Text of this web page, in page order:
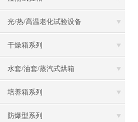
光/热/高温老化试验设备
干燥箱系列
水套/油套/蒸汽式烘箱
培养箱系列
防爆型系列